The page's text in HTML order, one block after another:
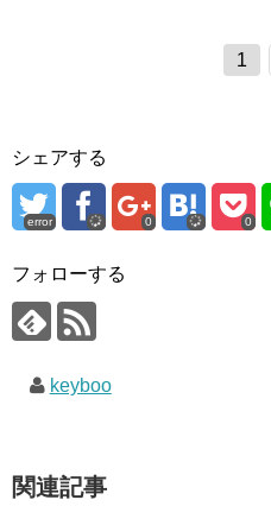
1
シェアする
error 0 0
フォローする
keyboo
関連記事